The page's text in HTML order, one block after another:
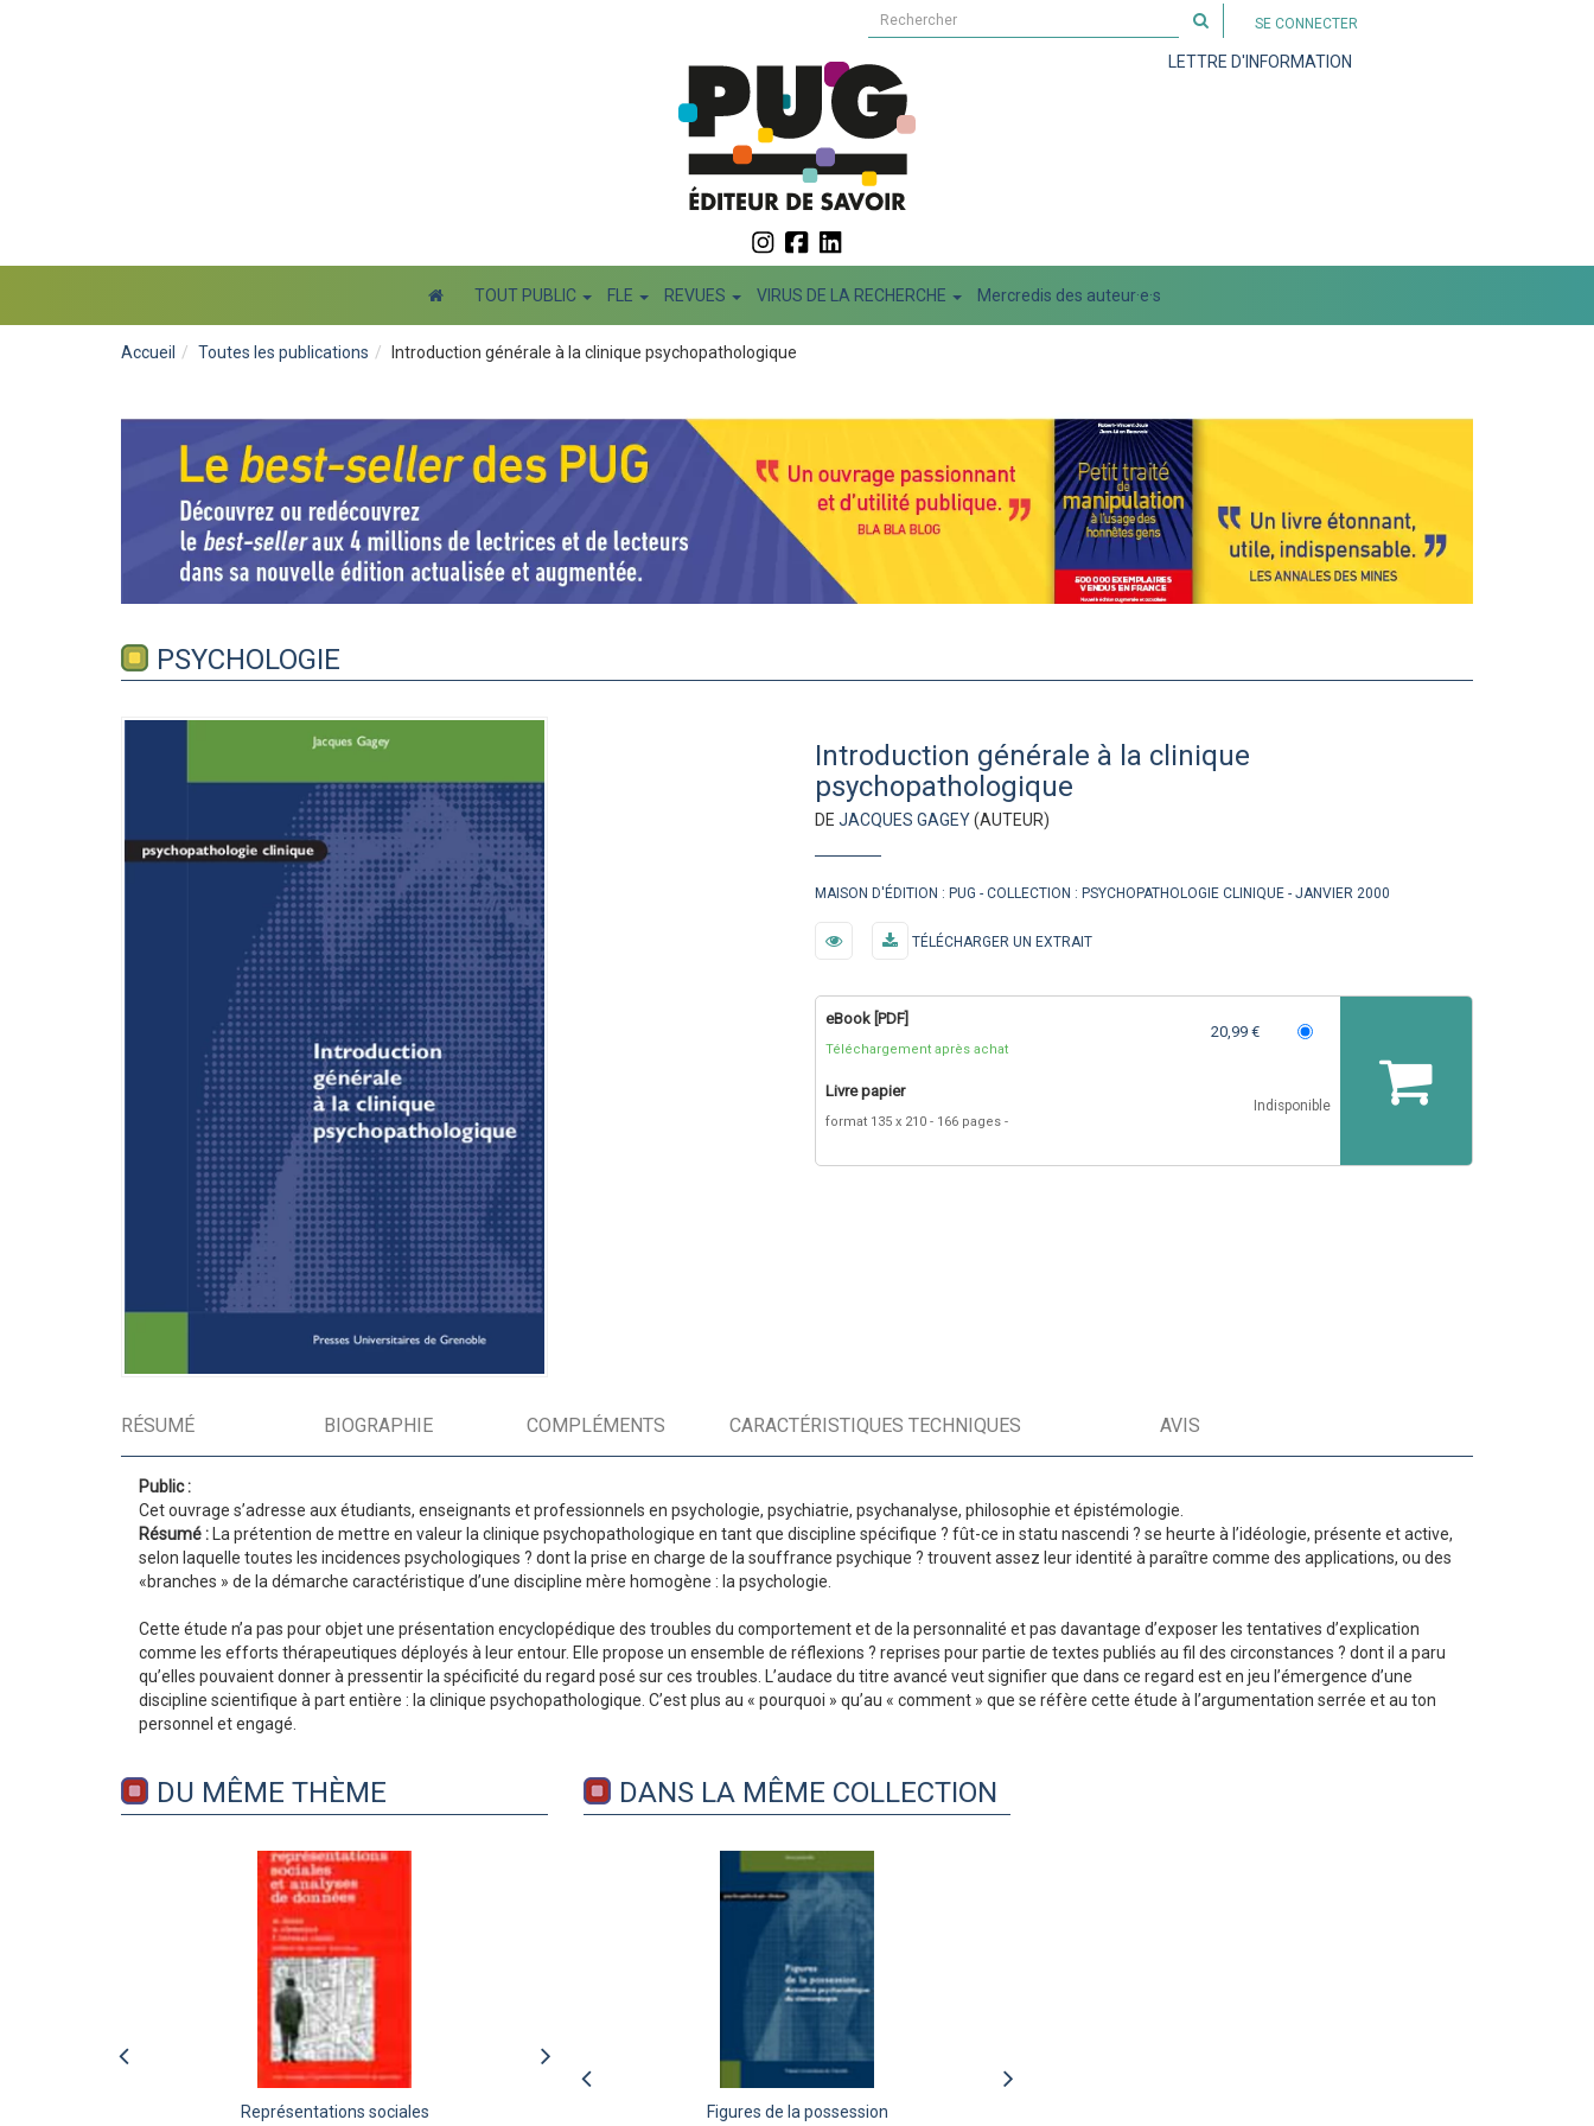
Rechercher
sur
le
SE CONNECTER
LETTRE D'INFORMATION
TOUT PUBLIC FLE REVUES VIRUS DE LA RECHERCHE Mercredis des auteur·e·s
Accueil Toutes les publications Introduction générale à la clinique psychopathologique
PSYCHOLOGIE
Introduction générale à la clinique
psychopathologique
DE JACQUES GAGEY(AUTEUR)
MAISON D'ÉDITION : PUG COLLECTION : PSYCHOPATHOLOGIE CLINIQUE JANVIER 2000
TÉLÉCHARGER UN EXTRAIT
eBook [PDF]
Téléchargement après achat
20,99 €
Livre papier
format 135 x 210 166 pages
Indisponible
RÉSUMÉ BIOGRAPHIE COMPLÉMENTS CARACTÉRISTIQUES TECHNIQUES AVIS
Public :
Cet ouvrage s’adresse aux étudiants, enseignants et professionnels en psychologie, psychiatrie, psychanalyse, philosophie et épistémologie.
Résumé :
La prétention de mettre en valeur la clinique psychopathologique en tant que discipline spécifique ? fût-ce in statu nascendi ? se heurte à l’idéologie, présente et active,
selon laquelle toutes les incidences psychologiques ? dont la prise en charge de la souffrance psychique ? trouvent assez leur identité à paraître comme des applications, ou des
«branches » de la démarche caractéristique d’une discipline mère homogène : la psychologie.
Cette étude n’a pas pour objet une présentation encyclopédique des troubles du comportement et de la personnalité et pas davantage d’exposer les tentatives d’explication
comme les efforts thérapeutiques déployés à leur entour. Elle propose un ensemble de réflexions ? reprises pour partie de textes publiés au fil des circonstances ? dont il a paru
qu’elles pouvaient donner à pressentir la spécificité du regard posé sur ces troubles. L’audace du titre avancé veut signifier que dans ce regard est en jeu l’émergence d’une
discipline scientifique à part entière : la clinique psychopathologique. C’est plus au « pourquoi » qu’au « comment » que se réfère cette étude à l’argumentation serrée et au ton
personnel et engagé.
DU MÊME THÈME
Représentations sociales Connaître et juger autrui
DANS LA MÊME COLLECTION
Le corps du crime Figures de la possession